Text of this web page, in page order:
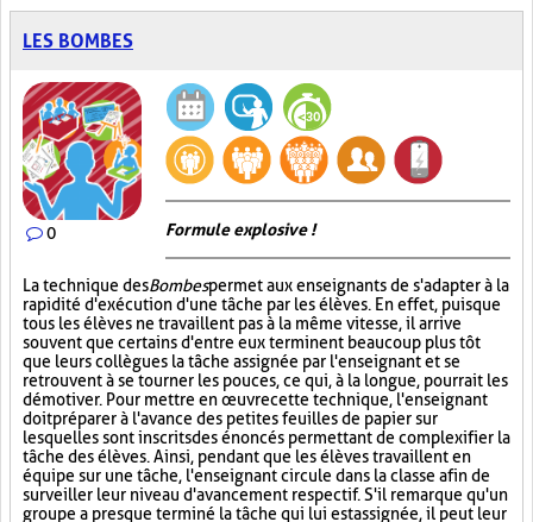
LES BOMBES
0 Formule explosive !
La technique desBombespermet aux enseignants de s'adapter à la
rapidité d'exécution d'une tâche par les élèves. En effet, puisque
tous les élèves ne travaillent pas à la même vitesse, il arrive
souvent que certains d'entre eux terminent beaucoup plus tôt
que leurs collègues la tâche assignée par l'enseignant et se
retrouvent à se tourner les pouces, ce qui, à la longue, pourrait les
démotiver. Pour mettre en œuvre cette technique, l'enseignant
doit préparer à l'avance des petites feuilles de papier sur
lesquelles sont inscrits des énoncés permettant de complexifier la
tâche des élèves. Ainsi, pendant que les élèves travaillent en
équipe sur une tâche, l'enseignant circule dans la classe afin de
surveiller leur niveau d'avancement respectif. S'il remarque qu'un
groupe a presque terminé la tâche qui lui est assignée, il peut leur